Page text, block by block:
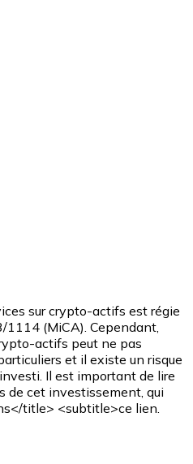
sur crypto-actifs est régie
1114 (MiCA). Cependant,
actifs peut ne pas
et il existe un risque
Il est important de lire
de cet investissement, qui
title> <subtitle>ce lien.